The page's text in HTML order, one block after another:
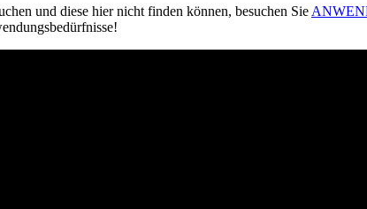
und diese hier nicht finden können, besuchen Sie